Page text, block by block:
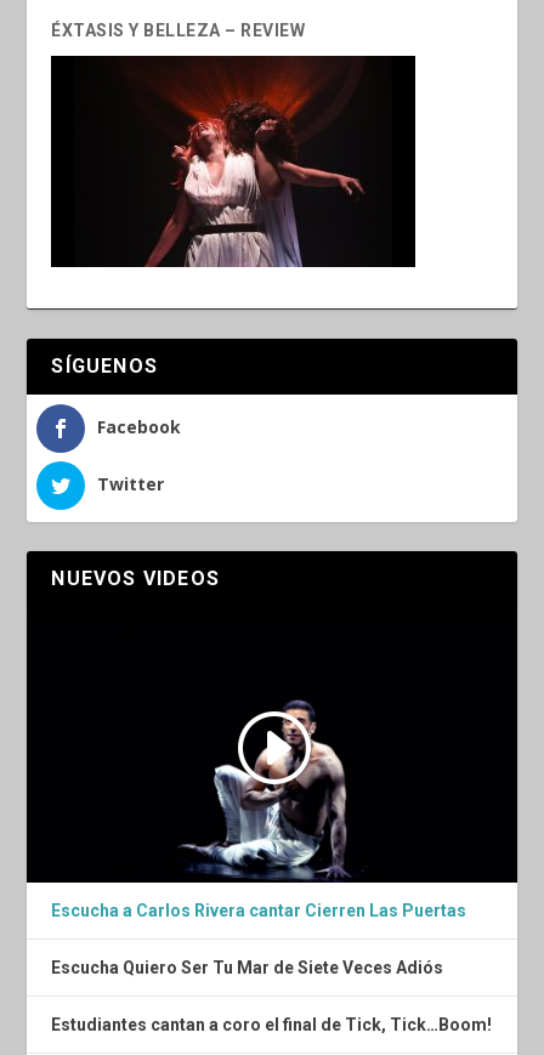
ÉXTASIS Y BELLEZA – REVIEW
SÍGUENOS
Facebook
Twitter
NUEVOS VIDEOS
Escucha a Carlos Rivera cantar Cierren Las Puertas
Escucha Quiero Ser Tu Mar de Siete Veces Adiós
Estudiantes cantan a coro el final de Tick, Tick…Boom!